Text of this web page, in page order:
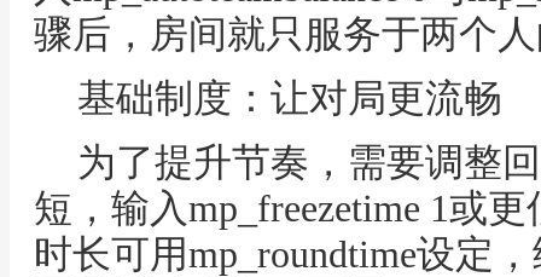
骤后，房间就只服务于两个
基础制度：让对局更流畅
为了提升节奏，需要调整
短，输入mp_freezetime 1或
时长可用mp_roundtime设定